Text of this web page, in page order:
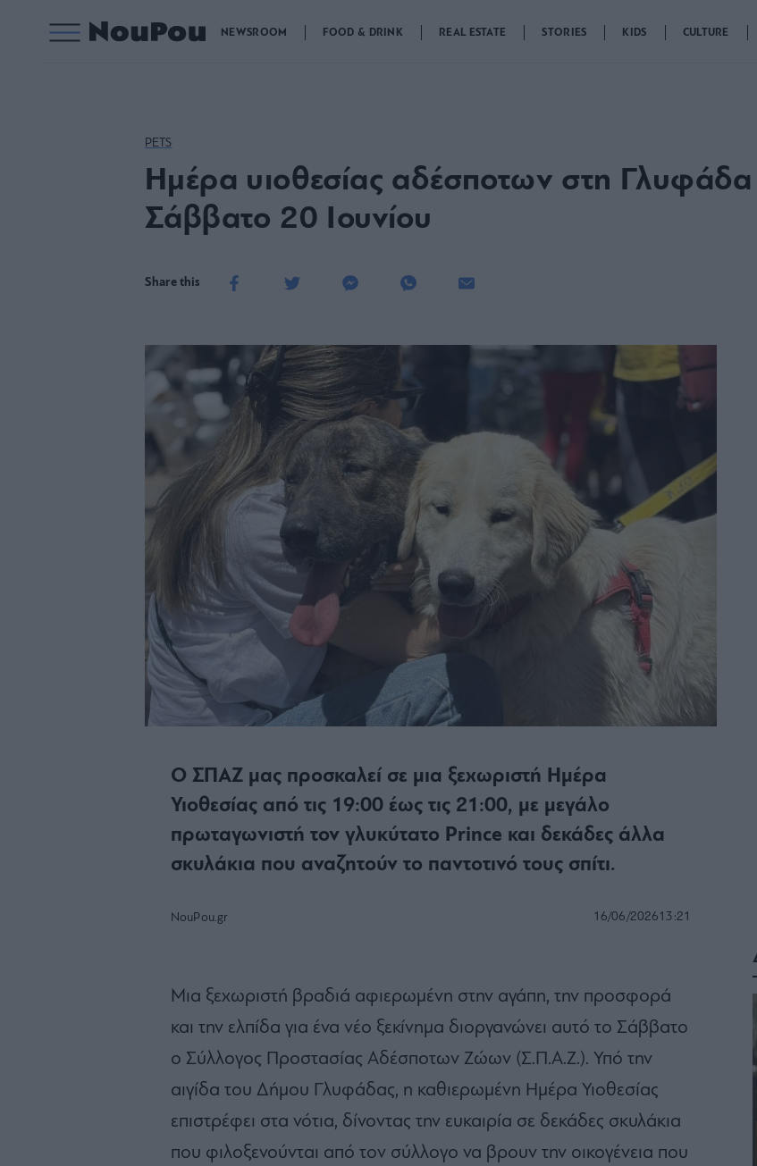
NEWSROOM FOOD & DRINK REAL ESTATE STORIES KIDS CULTURE
PETS
Ημέρα υιοθεσίας αδέσποτων στη
Σάββατο 20 Ιουνίου
Share this
Ο ΣΠΑΖ μας προσκαλεί σε μια ξεχωριστή Ημέρα
Υιοθεσίας από τις 19:00 έως τις 21:00, με μεγάλο
πρωταγωνιστή τον γλυκύτατο Prince και δεκάδες άλλα
σκυλάκια που αναζητούν το παντοτινό τους σπίτι.
NouPou.gr 16/06/202613:21
Μια ξεχωριστή βραδιά αφιερωμένη στην αγάπη, την προσφορά
και την ελπίδα για ένα νέο ξεκίνημα διοργανώνει αυτό το Σάββατο
ο Σύλλογος Προστασίας Αδέσποτων Ζώων (Σ.Π.Α.Ζ.). Υπό την
αιγίδα του Δήμου Γλυφάδας, η καθιερωμένη Ημέρα Υιοθεσίας
επιστρέφει στα νότια, δίνοντας την ευκαιρία σε δεκάδες σκυλάκια
που φιλοξενούνται από τον σύλλογο να βρουν την οικογένεια που